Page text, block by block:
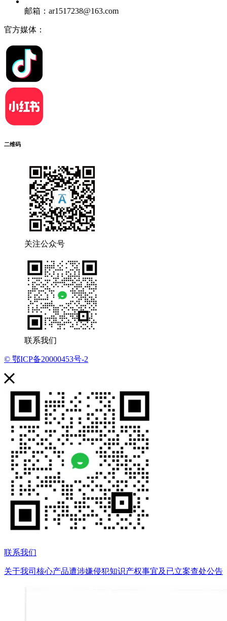
邮箱：ar1517238@163.com
官方媒体：
二维码
关注公众号
联系我们
© 鄂ICP备20000453号-2
联系我们
关于我司核心产品遭涉嫌侵犯知识产权事宜及已立案查处公告